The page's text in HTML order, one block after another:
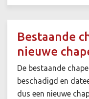
Bestaande
nieuwe
De bestaande
beschadigd en
dus een nieuwe